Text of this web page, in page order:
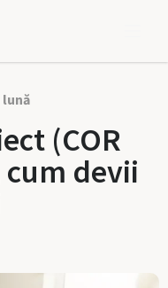
lună
(COR
cum devii